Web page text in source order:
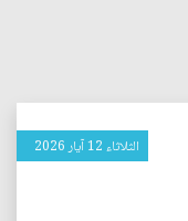
الثلاثاء 12 آيار 2026